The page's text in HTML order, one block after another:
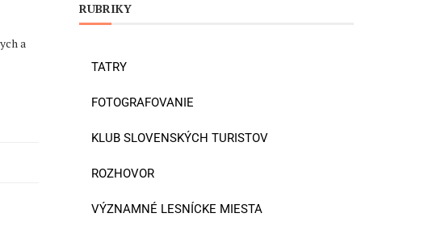
a
RUBRIKY
TATRY
FOTOGRAFOVANIE
KLUB SLOVENSKÝCH TURISTOV
ROZHOVOR
VÝZNAMNÉ LESNÍCKE MIESTA